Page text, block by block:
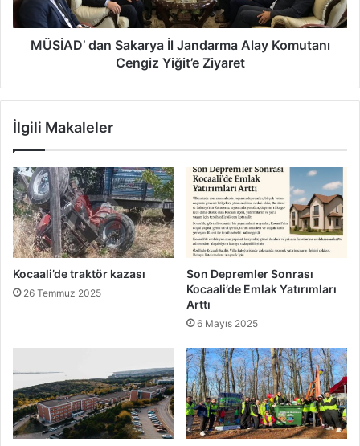
Cengiz
Yiğit’e
ZiyaretMÜSİAD’ dan Sakarya İl Jandarma Alay Komutanı
Cengiz Yiğit’e Ziyaret
İlgili Makaleler
Kocaali’de traktör kazası
26 Temmuz 2025
Son Depremler Sonrası
Kocaali’de Emlak Yatırımları
Arttı
6 Mayıs 2025